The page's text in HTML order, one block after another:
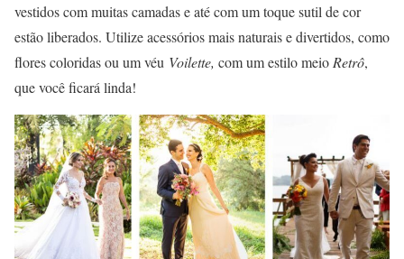
vestidos com muitas camadas e até com um toque sutil de cor
estão liberados. Utilize acessórios mais naturais e divertidos, como
flores coloridas ou um véu Voilette, com um estilo meio Retrô,
que você ficará linda!